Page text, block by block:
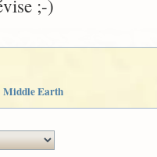
;-)
Middle Earth